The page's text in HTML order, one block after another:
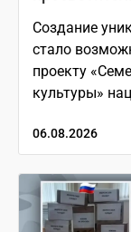
Создание
стало
проекту
культуры»
06.08.2026